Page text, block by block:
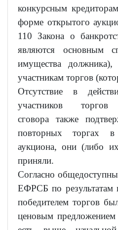
конкурсным
форме открытого
110 Закона о
являются основным
имущества
участникам торгов
Отсутствие в
участников торгов
сговора также
повторных торгах
аукциона, они (либо
приняли.
Согласно
ЕФРСБ по результатам
победителем торгов
ценовым